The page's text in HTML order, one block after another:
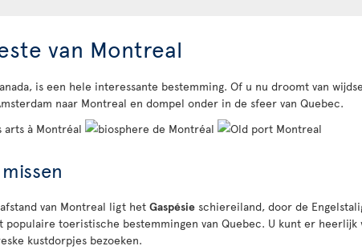
van Montreal
is een hele interessante bestemming. Of u nu droomt van
naar Montreal en dompel onder in de sfeer van Quebec.
van Montreal ligt het Gaspésie schiereiland, door de
populaire toeristische bestemmingen van Quebec. U kunt er
kustdorpjes bezoeken.